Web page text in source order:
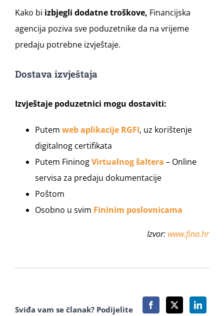
Kako bi izbjegli dodatne troškove, Financijska
agencija poziva sve poduzetnike da na vrijeme
predaju potrebne izvještaje.
Dostava izvještaja
Izvještaje poduzetnici mogu dostaviti:
Putem web aplikacije RGFI, uz korištenje
digitalnog certifikata
Putem FininogVirtualnog šaltera – Online
servisa za predaju dokumentacije
Poštom
Osobno u svim Fininim poslovnicama
Izvor: www.fina.hr
Sviđa vam se članak? Podijelite